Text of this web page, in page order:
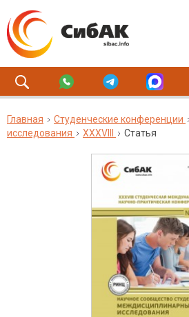
Главная Студенческие конференции
исследования
XXXVIII Статья